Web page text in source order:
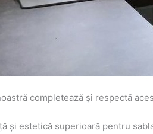
completează și respectă
și estetică superioară pentru